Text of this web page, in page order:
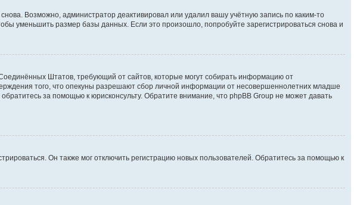
Возможно, администратор деактивировал или удалил вашу учётную запись по каким-то
уменьшить размер базы данных. Если это произошло, попробуйте зарегистрироваться снова и
Штатов, требующий от сайтов, которые могут собирать информацию от
того, что опекуны разрешают сбор личной информации от несовершеннолетних младше
за помощью к юрисконсульту. Обратите внимание, что phpBB Group не может давать
Он также мог отключить регистрацию новых пользователей. Обратитесь за помощью к